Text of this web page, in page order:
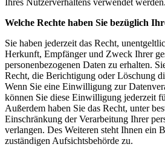
Ihres Nutzerverhaltens verwendet werden.
Welche Rechte haben Sie bezüglich
Sie haben jederzeit das Recht,
Herkunft, Empfänger und Zweck Ihrer
personenbezogenen Daten zu erhalten.
Recht, die Berichtigung oder Löschung
Wenn Sie eine Einwilligung zur
können Sie diese Einwilligung jederzeit
Außerdem haben Sie das Recht, unter
Einschränkung der Verarbeitung Ihrer
verlangen. Des Weiteren steht Ihnen ein
zuständigen Aufsichtsbehörde zu.